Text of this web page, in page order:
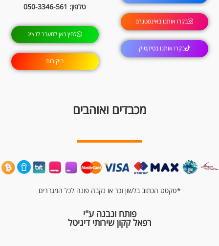
בקרו אותנו באינסטגרם
בקרו אותנו בטיקטוק
טלפון: 050-3346-561
לחץ כאן למעבר לנציג
ביקורות
מכבדים ואוהבים
*טקסט הכתוב בלשון זכר או נקבה פונה לכל המגדרים
פותח ונבנה ע"י
רפאל קקון שירותי דיגיטל